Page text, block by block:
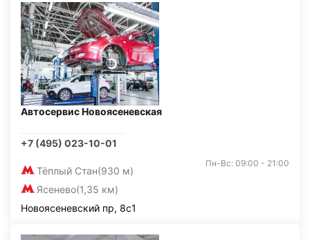
Автосервис Новоясеневская
+7 (495) 023-10-01
Тёплый Стан(930 м)
Ясенево(1,35 км)
Пн-Вс: 09:00 - 21:00
Новоясеневский пр, 8с1